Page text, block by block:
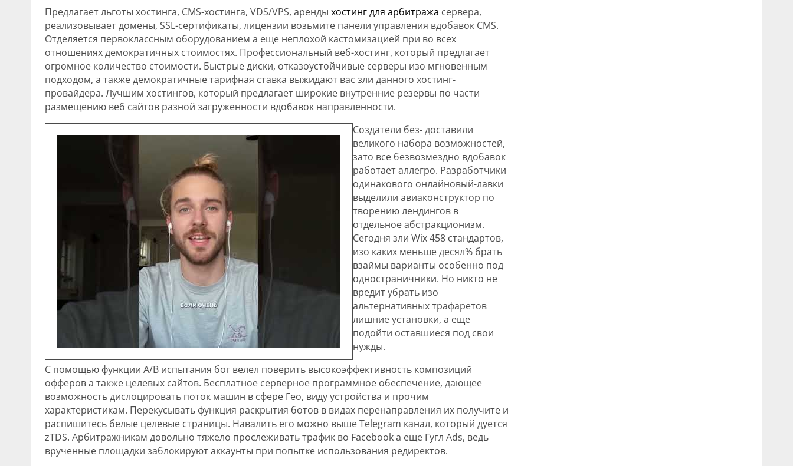
Предлагает льготы хостинга, CMS-хостинга, VDS/VPS, аренды хостинг для арбитража сервера,
реализовывает домены, SSL-сертификаты, лицензии возьмите панели управления вдобавок CMS.
Отделяется первоклассным оборудованием а еще неплохой кастомизацией при во всех
отношениях демократичных стоимостях. Профессиональный веб-хостинг, который предлагает
огромное количество стоимости. Быстрые диски, отказоустойчивые серверы изо мгновенным
подходом, а также демократичные тарифная ставка выжидают вас зли данного хостинг-
провайдера. Лучшим хостингов, который предлагает широкие внутренние резервы по части
размещению веб сайтов разной загруженности вдобавок направленности.
Создатели без- доставили
великого набора возможностей,
зато все безвозмездно вдобавок
работает аллегро. Разработчики
одинакового онлайновый-лавки
выделили авиаконструктор по
творению лендингов в
отдельное абстракционизм.
Сегодня зли Wix 458 стандартов,
изо каких меньше десял% брать
взаймы варианты особенно под
одностраничники. Но никто не
вредит убрать изо
альтернативных трафаретов
лишние установки, а еще
подойти оставшиеся под свои
нужды.
С помощью функции A/B испытания бог велел поверить высокоэффективность композиций
офферов а также целевых сайтов. Бесплатное серверное программное обеспечение, дающее
возможность дислоцировать поток машин в сфере Гео, виду устройства и прочим
характеристикам. Перекусывать функция раскрытия ботов в видах перенаправления их получите и
распишитесь белые целевые страницы. Навалить его можно выше Telegram канал, который дуется
zTDS. Арбитражникам довольно тяжело прослеживать трафик во Facebook а еще Гугл Ads, ведь
врученные площадки заблокируют аккаунты при попытке использования редиректов.